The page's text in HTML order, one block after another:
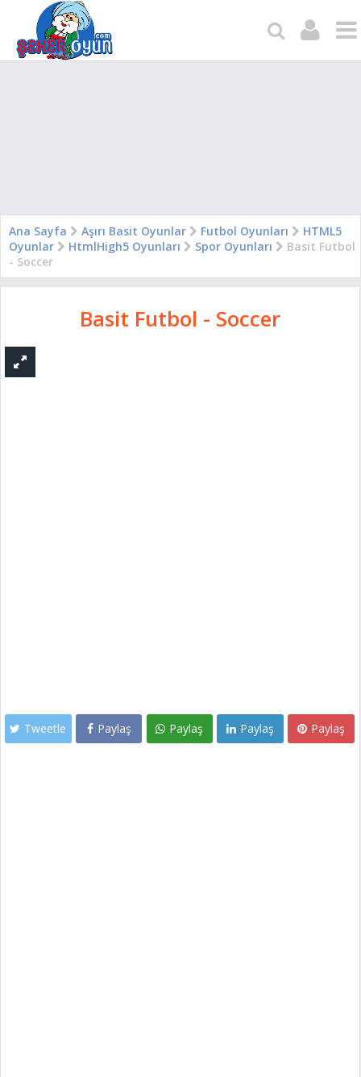
Ana Sayfa Aşırı Basit Oyunlar Futbol Oyunları
HTML5
Oyunlar
HtmlHigh5 Oyunları Spor Oyunları
Basit Futbol
- Soccer
Basit Futbol - Soccer
Tweetle Paylaş Paylaş Paylaş Paylaş